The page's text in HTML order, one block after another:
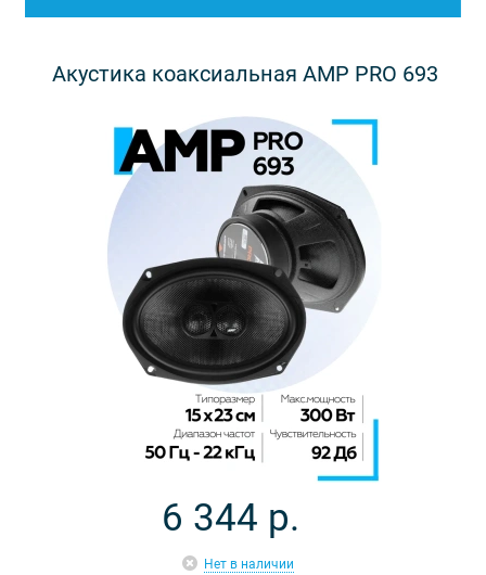
Акустика коаксиальная AMP PRO 693
6 344 р.
Нет в наличии